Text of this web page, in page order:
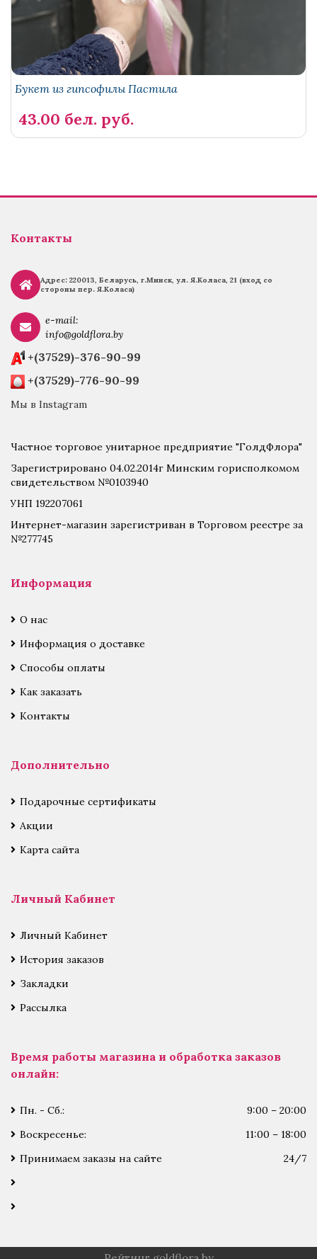
Букет из гипсофилы Пастила
43.00 бел. руб.
Контакты
Адрес: 220013, Беларусь, г.Минск, ул. Я.Коласа, 21 (вход со
стороны пер. Я.Коласа)
e-mail:
info@goldflora.by
+(37529)-376-90-99
+(37529)-776-90-99
Мы в Instagram
Частное торговое унитарное предприятие "ГолдФлора"
Зарегистрировано 04.02.2014г Минским горисполкомом
свидетельством №0103940
УНП 192207061
Интернет-магазин зарегистриван в Торговом реестре за
№277745
Информация
О нас
Информация о доставке
Способы оплаты
Как заказать
Контакты
Дополнительно
Подарочные сертификаты
Акции
Карта сайта
Личный Кабинет
Личный Кабинет
История заказов
Закладки
Рассылка
Время работы магазина и обработка заказов
онлайн:
Пн. - Сб.:
9:00 – 20:00
Воскресенье:
11:00 – 18:00
Принимаем заказы на сайте
24/7